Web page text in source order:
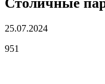
25.07.2024
951